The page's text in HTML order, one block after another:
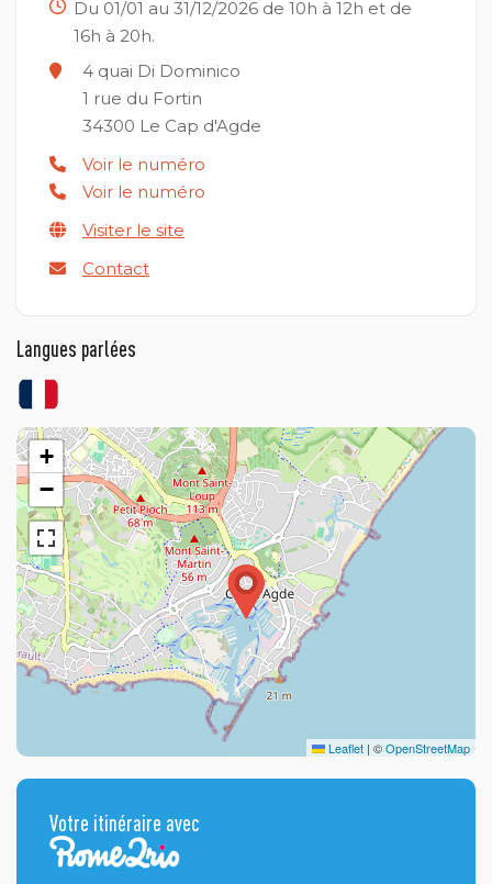
Du 01/01 au 31/12/2026 de 10h à 12h et de
16h à 20h.
4 quai Di Dominico
1 rue du Fortin
34300 Le Cap d'Agde
Voir le numéro
Voir le numéro
Visiter le site
Contact
Langues parlées
+
−
Leaflet | ©OpenStreetMap
Votre itinéraire avec